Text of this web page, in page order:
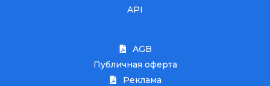
API
AGB
Публичная оферта
Реклама